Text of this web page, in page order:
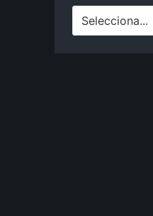
Selecciona...